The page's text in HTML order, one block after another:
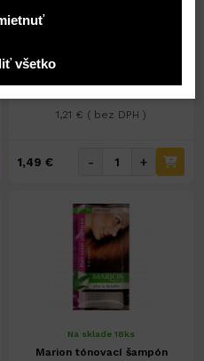
Marion tónovací šampón
1,49 €
1,21 € ( bez DPH )
1,49 € - +
Na sklade 18ks
Marion tónovací šampón
všetko